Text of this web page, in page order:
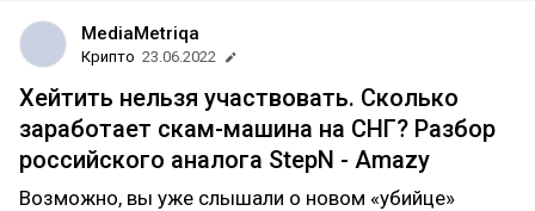
MediaMetriqa
Крипто 23.06.2022
Хейтить нельзя участвовать. Сколько
заработает скам-машина на СНГ? Разбор
российского аналога StepN - Amazy
Возможно, вы уже слышали о новом «убийце»